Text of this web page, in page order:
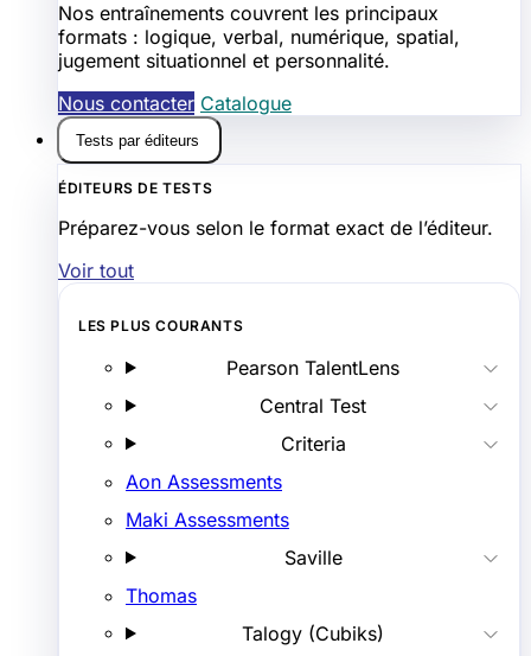
Nos entraînements couvrent les principaux
formats : logique, verbal, numérique, spatial,
jugement situationnel et personnalité.
Nous contacter Catalogue
Tests par éditeurs
ÉDITEURS DE TESTS
Préparez-vous selon le format exact de l’éditeur.
Voir tout
LES PLUS COURANTS
Pearson TalentLens
Central Test
Criteria
Aon Assessments
Maki Assessments
Saville
Thomas
Talogy (Cubiks)